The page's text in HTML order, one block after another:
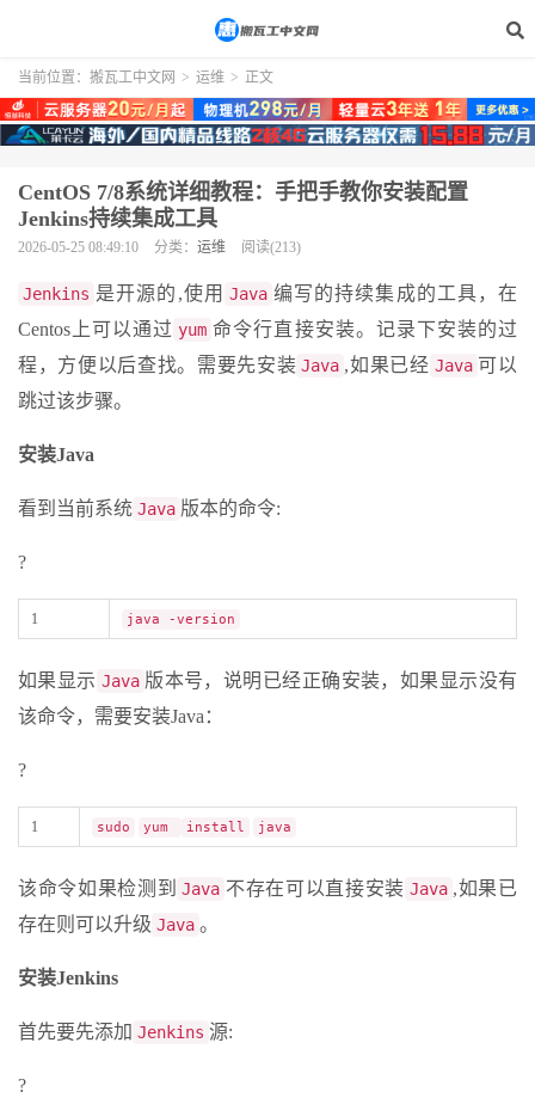
当前位置： 搬瓦工中文网 > 运维 > 正文
CentOS 7/8系统详细教程：手把手教你安装配置
Jenkins持续集成工具
2026-05-25 08:49:10 分类： 运维 阅读(213)
Jenkins 是开源的,使用 Java 编写的持续集成的工具，在
Centos上可以通过 yum 命令行直接安装。记录下安装的过
程，方便以后查找。需要先安装 Java ,如果已经 Java 可以
跳过该步骤。
安装Java
看到当前系统 Java 版本的命令:
?
1 java -version
如果显示 Java 版本号，说明已经正确安装，如果显示没有
该命令，需要安装Java：
?
1 sudo yum install java
该命令如果检测到 Java 不存在可以直接安装 Java ,如果已
存在则可以升级 Java 。
安装Jenkins
首先要先添加 Jenkins 源:
?